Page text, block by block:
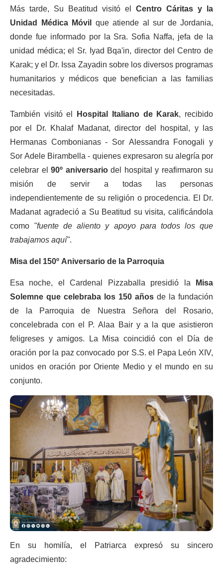
Más tarde, Su Beatitud visitó el Centro Cáritas y la
Unidad Médica Móvil que atiende al sur de Jordania,
donde fue informado por la Sra. Sofia Naffa, jefa de la
unidad médica; el Sr. Iyad Bqa'in, director del Centro de
Karak; y el Dr. Issa Zayadin sobre los diversos programas
humanitarios y médicos que benefician a las familias
necesitadas.
También visitó el Hospital Italiano de Karak, recibido
por el Dr. Khalaf Madanat, director del hospital, y las
Hermanas Combonianas - Sor Alessandra Fonogali y
Sor Adele Birambella - quienes expresaron su alegría por
celebrar el90º aniversariodel hospital y reafirmaron su
misión de servir a todas las personas
independientemente de su religión o procedencia. El Dr.
Madanat agradeció a Su Beatitud su visita, calificándola
como "fuente de aliento y apoyo para todos los que
trabajamos aquí".
Misa del 150º Aniversario de la Parroquia
Esa noche, el Cardenal Pizzaballa presidió la Misa
Solemne que celebraba los 150 añosde la fundación
de la Parroquia de Nuestra Señora del Rosario,
concelebrada con el P. Alaa Bair y a la que asistieron
feligreses y amigos. La Misa coincidió con el Día de
oración por la paz convocado por S.S. el Papa León XIV,
unidos en oración por Oriente Medio y el mundo en su
conjunto.
En su homilía, el Patriarca expresó su sincero
agradecimiento: